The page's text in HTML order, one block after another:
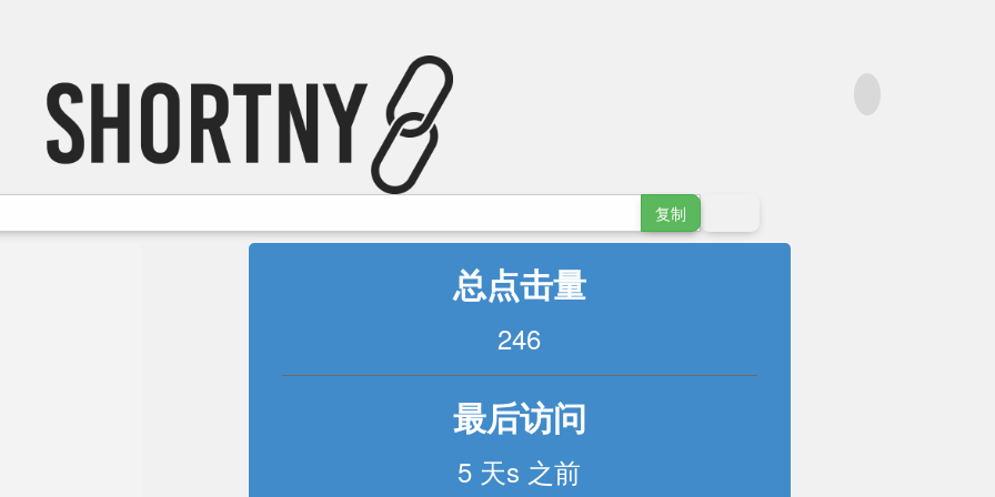
复制
总点击量
246
最后访问
5 天s 之前